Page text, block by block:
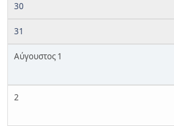
30
31
Αύγουστος 1
2